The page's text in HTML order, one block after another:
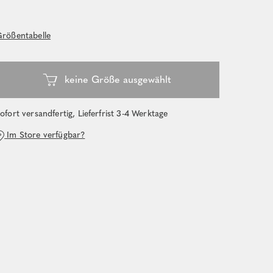
versandfertig, Lieferfrist 3-4 Werktage
Im Store verfügbar?